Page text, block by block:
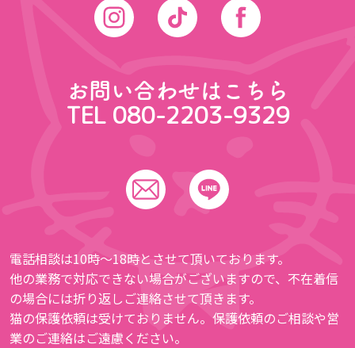
お問い合わせはこちら
TEL 080-2203-9329
電話相談は10時〜18時とさせて頂いております。
他の業務で対応できない場合がございますので、不在着信
の場合には折り返しご連絡させて頂きます。
猫の保護依頼は受けておりません。保護依頼のご相談や営
業のご連絡はご遠慮ください。